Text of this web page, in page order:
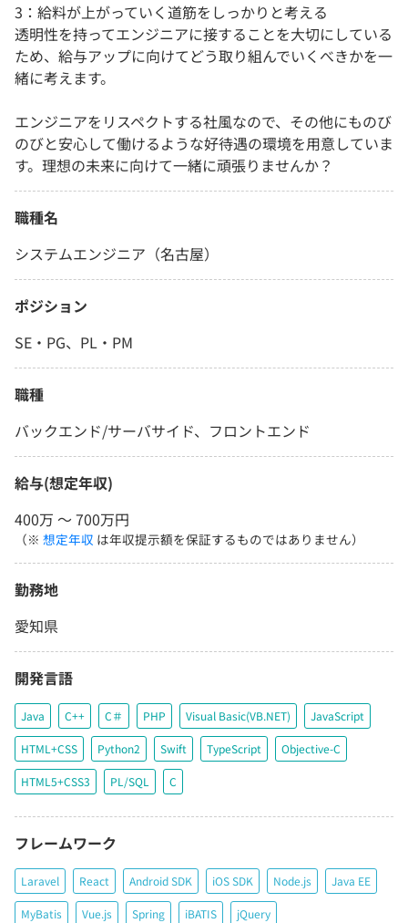
3：給料が上がっていく道筋をしっかりと考える
透明性を持ってエンジニアに接することを大切にしている
ため、給与アップに向けてどう取り組んでいくべきかを一
緒に考えます。
エンジニアをリスペクトする社風なので、その他にものび
のびと安心して働けるような好待遇の環境を用意していま
す。理想の未来に向けて一緒に頑張りませんか？
職種名
システムエンジニア（名古屋）
ポジション
SE・PG、PL・PM
職種
バックエンド/サーバサイド、フロントエンド
給与(想定年収)
400万 〜 700万円
（※ 想定年収 は年収提示額を保証するものではありません）
勤務地
愛知県
開発言語
Java C++ C＃ PHP Visual Basic(VB.NET) JavaScript
HTML+CSS Python2 Swift TypeScript Objective-C
HTML5+CSS3 PL/SQL C
フレームワーク
Laravel React Android SDK iOS SDK Node.js Java EE
MyBatis Vue.js Spring iBATIS jQuery